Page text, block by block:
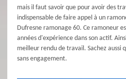
mais il faut savoir que pour avoir des
indispensable de faire appel à un
Dufresne ramonage 60. Ce ramoneur
années d'expérience dans son actif.
meilleur rendu de travail. Sachez aussi
sans engagement.